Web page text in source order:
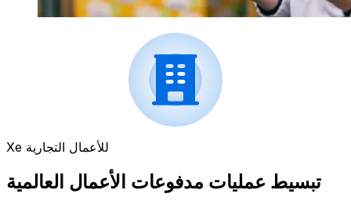
Xe للأعمال التجارية
تبسيط عمليات مدفوعات الأعمال العالمية